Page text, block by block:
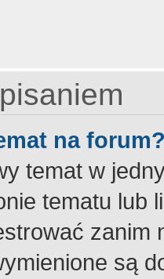
na
temat w
tematu lub
są